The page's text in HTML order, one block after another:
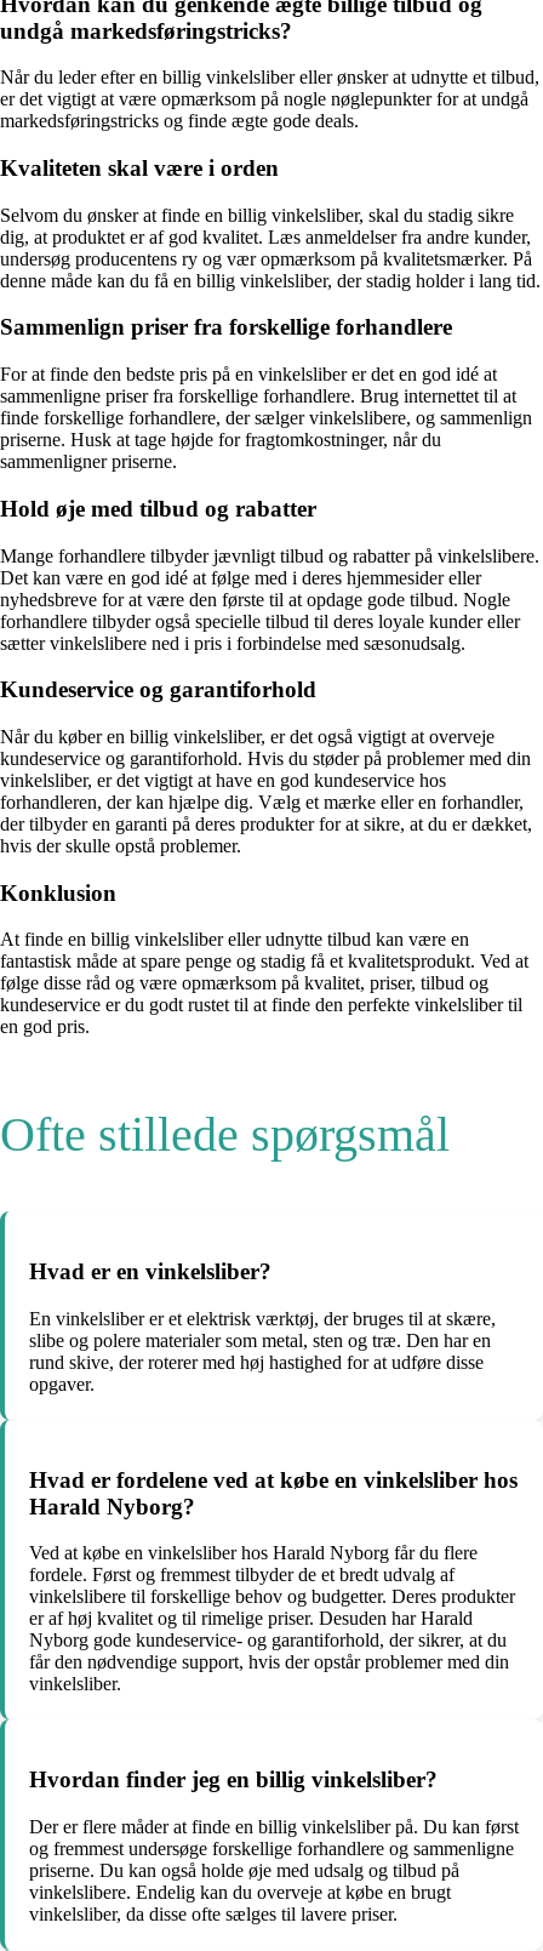
undgå markedsføringstricks?
Når du leder efter en billig vinkelsliber eller ønsker at udnytte et tilbud,
er det vigtigt at være opmærksom på nogle nøglepunkter for at undgå
markedsføringstricks og finde ægte gode deals.
Kvaliteten skal være i orden
Selvom du ønsker at finde en billig vinkelsliber, skal du stadig sikre
dig, at produktet er af god kvalitet. Læs anmeldelser fra andre kunder,
undersøg producentens ry og vær opmærksom på kvalitetsmærker. På
denne måde kan du få en billig vinkelsliber, der stadig holder i lang tid.
Sammenlign priser fra forskellige forhandlere
For at finde den bedste pris på en vinkelsliber er det en god idé at
sammenligne priser fra forskellige forhandlere. Brug internettet til at
finde forskellige forhandlere, der sælger vinkelslibere, og sammenlign
priserne. Husk at tage højde for fragtomkostninger, når du
sammenligner priserne.
Hold øje med tilbud og rabatter
Mange forhandlere tilbyder jævnligt tilbud og rabatter på vinkelslibere.
Det kan være en god idé at følge med i deres hjemmesider eller
nyhedsbreve for at være den første til at opdage gode tilbud. Nogle
forhandlere tilbyder også specielle tilbud til deres loyale kunder eller
sætter vinkelslibere ned i pris i forbindelse med sæsonudsalg.
Kundeservice og garantiforhold
Når du køber en billig vinkelsliber, er det også vigtigt at overveje
kundeservice og garantiforhold. Hvis du støder på problemer med din
vinkelsliber, er det vigtigt at have en god kundeservice hos
forhandleren, der kan hjælpe dig. Vælg et mærke eller en forhandler,
der tilbyder en garanti på deres produkter for at sikre, at du er dækket,
hvis der skulle opstå problemer.
Konklusion
At finde en billig vinkelsliber eller udnytte tilbud kan være en
fantastisk måde at spare penge og stadig få et kvalitetsprodukt. Ved at
følge disse råd og være opmærksom på kvalitet, priser, tilbud og
kundeservice er du godt rustet til at finde den perfekte vinkelsliber til
en god pris.
Ofte stillede spørgsmål
Hvad er en vinkelsliber?
En vinkelsliber er et elektrisk værktøj, der bruges til at skære,
slibe og polere materialer som metal, sten og træ. Den har en
rund skive, der roterer med høj hastighed for at udføre disse
opgaver.
Hvad er fordelene ved at købe en vinkelsliber hos
Harald Nyborg?
Ved at købe en vinkelsliber hos Harald Nyborg får du flere
fordele. Først og fremmest tilbyder de et bredt udvalg af
vinkelslibere til forskellige behov og budgetter. Deres produkter
er af høj kvalitet og til rimelige priser. Desuden har Harald
Nyborg gode kundeservice- og garantiforhold, der sikrer, at du
får den nødvendige support, hvis der opstår problemer med din
vinkelsliber.
Hvordan finder jeg en billig vinkelsliber?
Der er flere måder at finde en billig vinkelsliber på. Du kan først
og fremmest undersøge forskellige forhandlere og sammenligne
priserne. Du kan også holde øje med udsalg og tilbud på
vinkelslibere. Endelig kan du overveje at købe en brugt
vinkelsliber, da disse ofte sælges til lavere priser.